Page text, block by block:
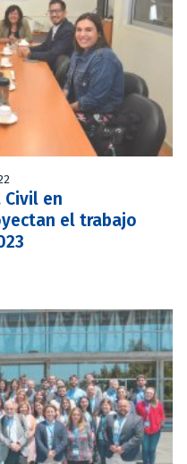
Civil en
el trabajo